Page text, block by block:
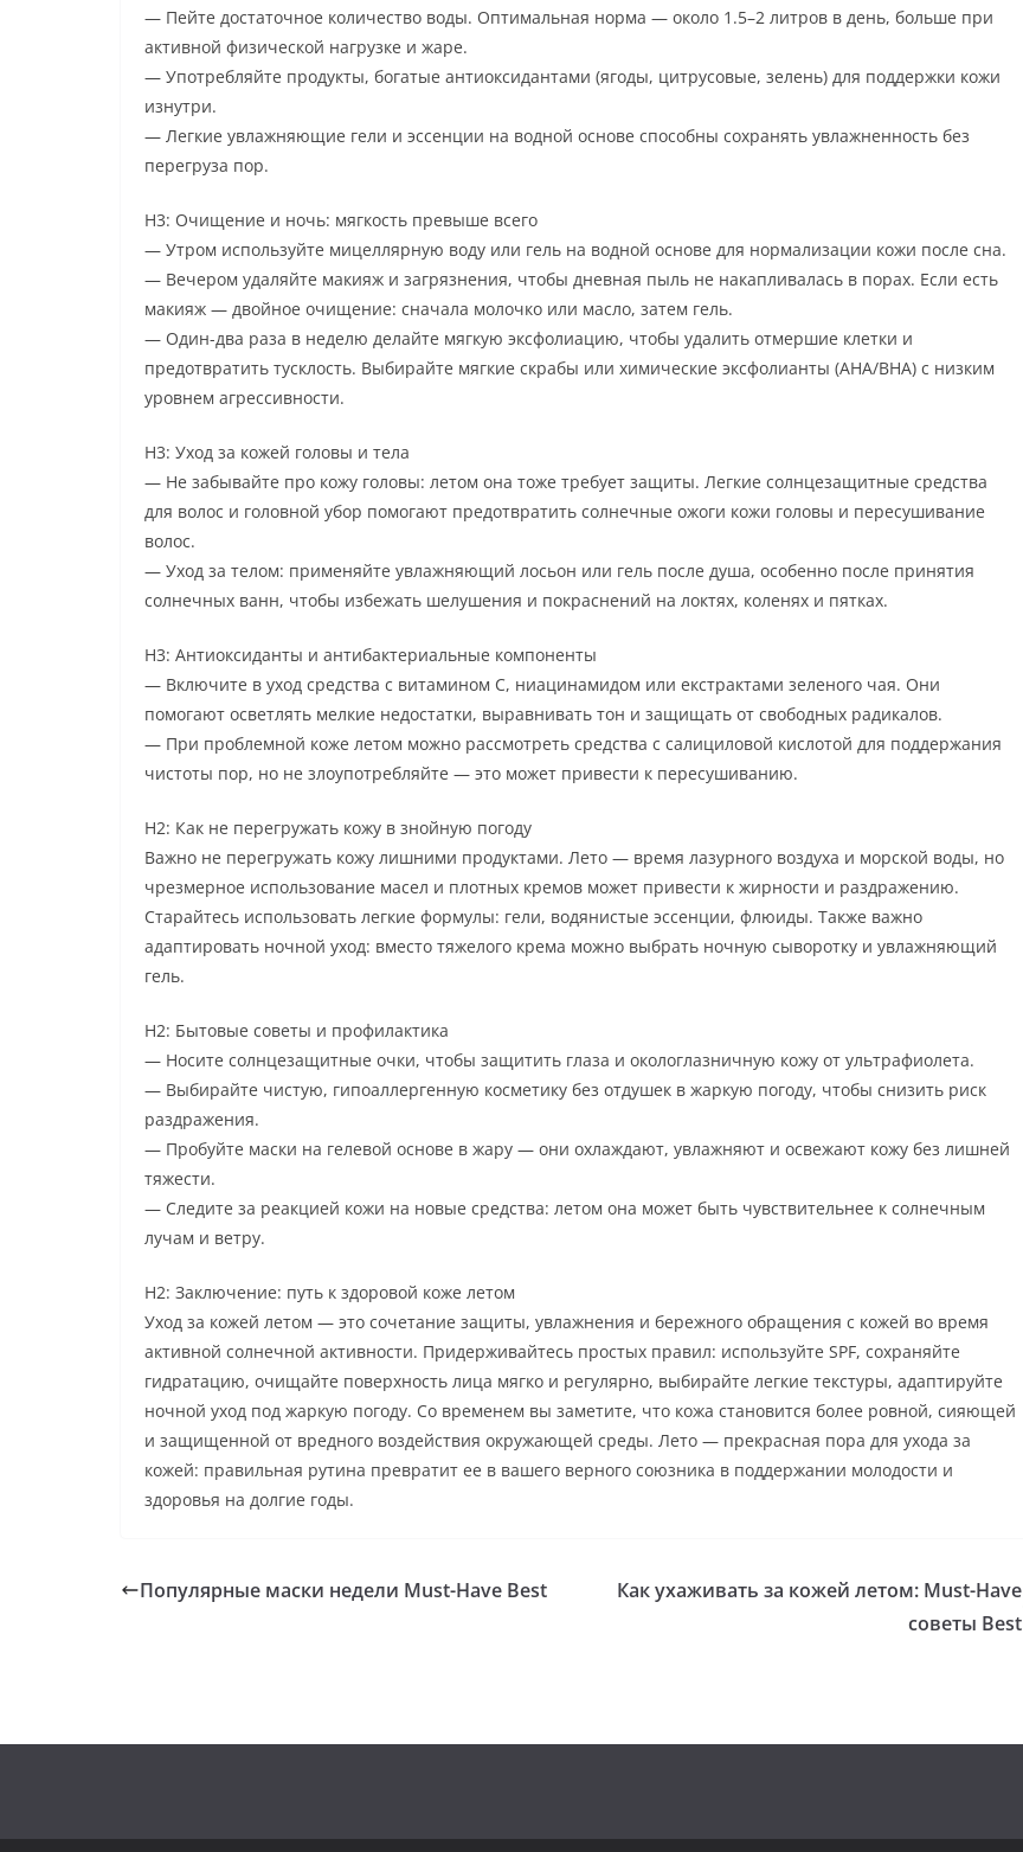
— Пейте достаточное количество воды. Оптимальная норма — около 1.5–2 литров в день, больше при
активной физической нагрузке и жаре.
— Употребляйте продукты, богатыe антиоксидантами (ягоды, цитрусовые, зелень) для поддержки кожи
изнутри.
— Легкие увлажняющие гели и эссенции на водной основе способны сохранять увлажненность без
перегруза пор.
H3: Очищение и ночь: мягкость превыше всего
— Утром используйте мицеллярную воду или гель на водной основе для нормализации кожи после сна.
— Вечером удаляйте макияж и загрязнения, чтобы дневная пыль не накапливалась в порах. Если есть
макияж — двойное очищение: сначала молочко или масло, затем гель.
— Один-два раза в неделю делайте мягкую эксфолиацию, чтобы удалить отмершие клетки и
предотвратить тусклость. Выбирайте мягкие скрабы или химические эксфолианты (AHA/BHA) с низким
уровнем агрессивности.
H3: Уход за кожей головы и тела
— Не забывайте про кожу головы: летом она тоже требует защиты. Легкие солнцезащитные средства
для волос и головной убор помогают предотвратить солнечные ожоги кожи головы и пересушивание
волос.
— Уход за телом: применяйте увлажняющий лосьон или гель после душа, особенно после принятия
солнечных ванн, чтобы избежать шелушения и покраснений на локтях, коленях и пятках.
H3: Антиоксиданты и антибактериальные компоненты
— Включите в уход средства с витамином C, ниацинамидом или екстрактами зеленого чая. Они
помогают осветлять мелкие недостатки, выравнивать тон и защищать от свободных радикалов.
— При проблемной коже летом можно рассмотреть средства с салициловой кислотой для поддержания
чистоты пор, но не злоупотребляйте — это может привести к пересушиванию.
H2: Как не перегружать кожу в знойную погоду
Важно не перегружать кожу лишними продуктами. Лето — время лазурного воздуха и морской воды, но
чрезмерное использование масел и плотных кремов может привести к жирности и раздражению.
Старайтесь использовать легкие формулы: гели, водянистые эссенции, флюиды. Также важно
адаптировать ночной уход: вместо тяжелого крема можно выбрать ночную сыворотку и увлажняющий
гель.
H2: Бытовые советы и профилактика
— Носите солнцезащитные очки, чтобы защитить глаза и окологлазничную кожу от ультрафиолета.
— Выбирайте чистую, гипоаллергенную косметику без отдушек в жаркую погоду, чтобы снизить риск
раздражения.
— Пробуйте маски на гелевой основе в жару — они охлаждают, увлажняют и освежают кожу без лишней
тяжести.
— Следите за реакцией кожи на новые средства: летом она может быть чувствительнее к солнечным
лучам и ветру.
H2: Заключение: путь к здоровой коже летом
Уход за кожей летом — это сочетание защиты, увлажнения и бережного обращения с кожей во время
активной солнечной активности. Придерживайтесь простых правил: используйте SPF, сохраняйте
гидратацию, очищайте поверхность лица мягко и регулярно, выбирайте легкие текстуры, адаптируйте
ночной уход под жаркую погоду. Со временем вы заметите, что кожа становится более ровной, сияющей
и защищенной от вредного воздействия окружающей среды. Лето — прекрасная пора для ухода за
кожей: правильная рутина превратит ее в вашего верного союзника в поддержании молодости и
здоровья на долгие годы.
Популярные маски недели Must-Have Best
Как ухаживать за кожей летом: Must-Have
советы Best